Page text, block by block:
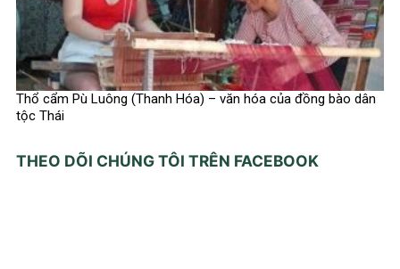
Thổ cẩm Pù Luông (Thanh Hóa) – văn hóa của đồng bào dân
tộc Thái
THEO DÕI CHÚNG TÔI TRÊN FACEBOOK